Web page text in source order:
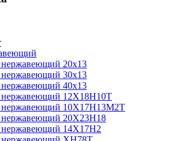
20х13
30х13
40х13
нержавеющий 12Х18Н10Т
нержавеющий 10Х17Н13М2T
нержавеющий 20Х23Н18
нержавеющий 14Х17Н2